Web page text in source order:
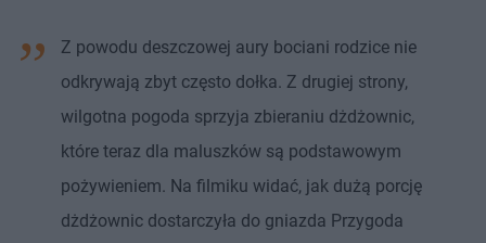
Z powodu deszczowej aury bociani rodzice nie
odkrywają zbyt często dołka. Z drugiej strony,
wilgotna pogoda sprzyja zbieraniu dżdżownic,
które teraz dla maluszków są podstawowym
pożywieniem. Na filmiku widać, jak dużą porcję
dżdżownic dostarczyła do gniazda Przygoda